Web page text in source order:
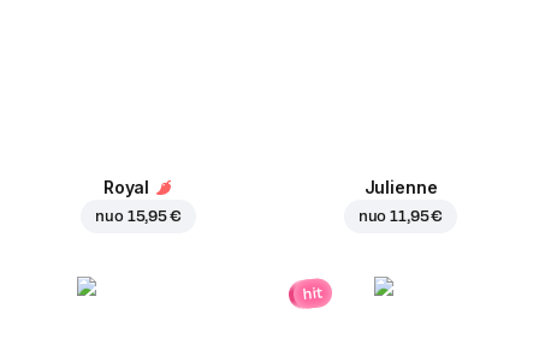
Royal
nuo 15,95 €
Julienne
nuo11,95 €
hit